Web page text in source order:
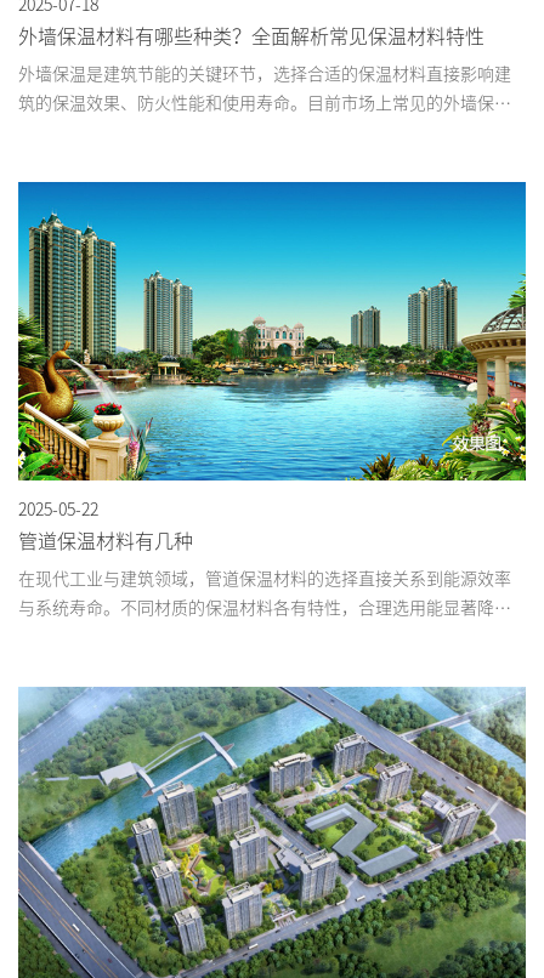
2025-07-18
外墙保温材料有哪些种类？全面解析常见保温材料特性​
外墙保温是建筑节能的关键环节，选择合适的保温材料直接影响建
筑的保温效果、防火性能和使用寿命。目前市场上常见的外墙保温
2025-05-22
管道保温材料有几种
在现代工业与建筑领域，管道保温材料的选择直接关系到能源效率
与系统寿命。不同材质的保温材料各有特性，合理选用能显著降低